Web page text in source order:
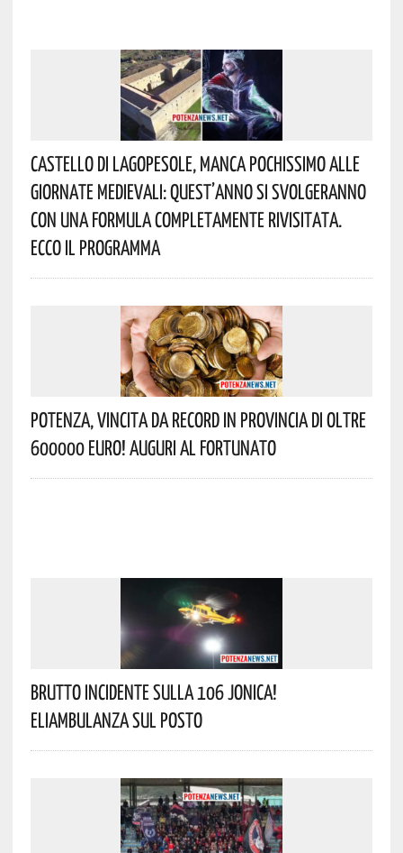
Castello Di Lagopesole, Manca Pochissimo Alle
Giornate Medievali: Quest’anno Si Svolgeranno
Con Una Formula Completamente Rivisitata.
Ecco Il Programma
Potenza, Vincita Da Record In Provincia Di Oltre
600000 Euro! Auguri Al Fortunato
Brutto Incidente Sulla 106 Jonica!
Eliambulanza Sul Posto